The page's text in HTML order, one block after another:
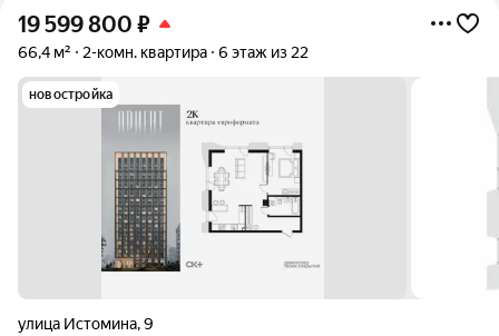
19 599 800 ₽
66,4 м² 2-комн. квартира 6 этаж из 22
новостройка
улица Истомина,9